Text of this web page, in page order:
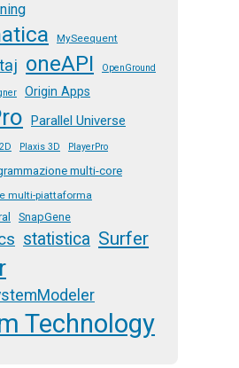
MySeequent
oneAPI OpenGround
Origin Apps
Parallel Universe
Plaxis 3D PlayerPro
multi-core
multi-piattaforma
SnapGene
statistica Surfer
Technology